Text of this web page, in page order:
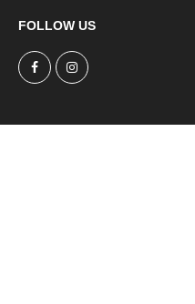
FOLLOW US